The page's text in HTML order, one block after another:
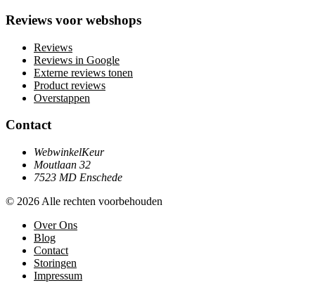
Reviews voor webshops
Reviews
Reviews in Google
Externe reviews tonen
Product reviews
Overstappen
Contact
WebwinkelKeur
Moutlaan 32
7523 MD Enschede
© 2026 Alle rechten voorbehouden
Over Ons
Blog
Contact
Storingen
Impressum